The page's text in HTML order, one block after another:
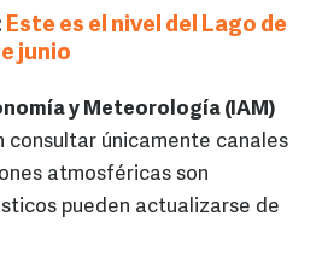
Este es el nivel del Lago de
junio
y Meteorología (IAM)
consultar únicamente canales
atmosféricas son
pueden actualizarse de